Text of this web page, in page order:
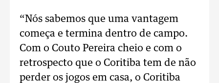
“Nós sabemos que uma vantagem
começa e termina dentro de campo.
Com o Couto Pereira cheio e com o
retrospecto que o Coritiba tem de não
perder os jogos em casa, o Coritiba